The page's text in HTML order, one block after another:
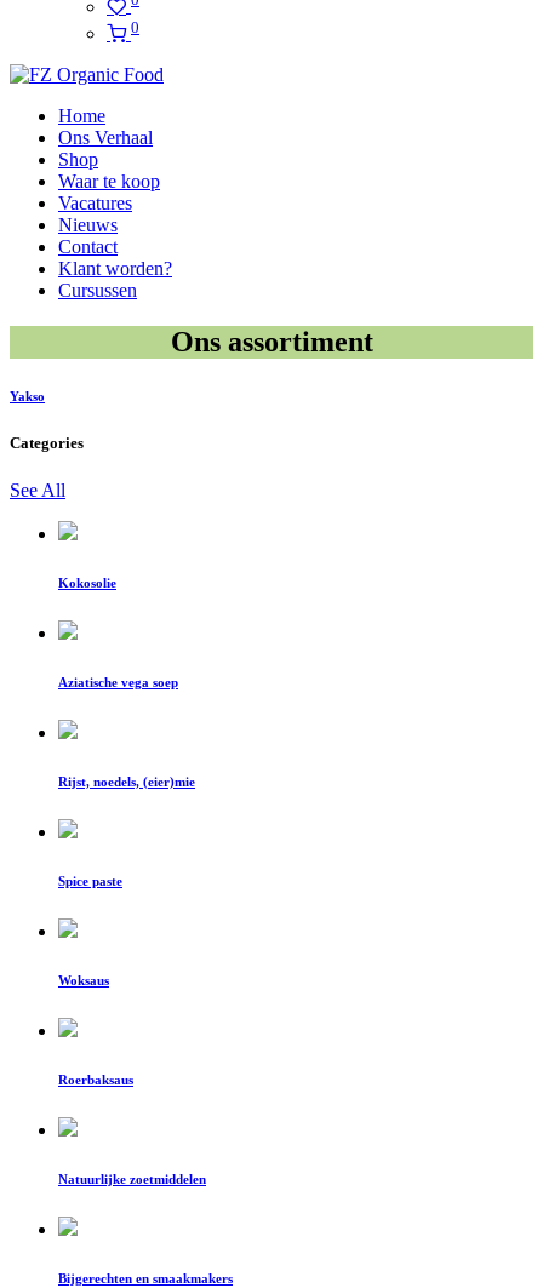
0
Home
Ons Verhaal
Shop
Waar te koop
Vacatures
Nieuws
Contact
Klant worden?
Cursussen
Ons assortiment
Yakso
Categories
See All
Kokosolie
Aziatische vega soep
Rijst, noedels, (eier)mie
Spice paste
Woksaus
Roerbaksaus
Natuurlijke zoetmiddelen
Bijgerechten en smaakmakers